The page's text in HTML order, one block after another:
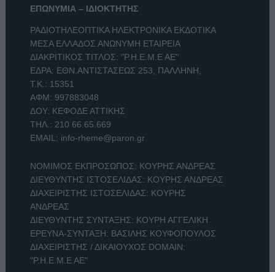
ΕΠΩΝΥΜΙΑ – ΙΔΙΟΚΤΗΤΗΣ
ΡΑΔΙΟΤΗΛΕΟΠΤΙΚΑ ΗΛΕΚΤΡΟΝΙΚΑ ΕΚΔΟΤΙΚΑ
ΜΕΣΑ ΕΛΛΑΔΟΣ ΑΝΩΝΥΜΗ ΕΤΑΙΡΕΙΑ
ΔΙΑΚΡΙΤΙΚΟΣ ΤΙΤΛΟΣ: "Ρ.Η.Ε.Μ.Ε ΑΕ"
ΕΔΡΑ: ΕΘΝ.ΑΝΤΙΣΤΑΣΕΩΣ 253, ΠΑΛΛΗΝΗ,
Τ.Κ.: 15351
ΑΦΜ: 997883048
ΔΟΥ: ΚΕΦΟΔΕ ΑΤΤΙΚΗΣ
ΤΗΛ.: 210 66.65.669
EMAIL: info-rheme@paron.gr
ΝΟΜΙΜΟΣ ΕΚΠΡΟΣΩΠΟΣ: ΚΟΥΡΗΣ ΑΝΔΡΕΑΣ
ΔΙΕΥΘΥΝΤΗΣ ΙΣΤΟΣΕΛΙΔΑΣ: ΚΟΥΡΗΣ ΑΝΔΡΕΑΣ
ΔΙΑΧΕΙΡΙΣΤΗΣ ΙΣΤΟΣΕΛΙΔΑΣ: ΚΟΥΡΗΣ
ΑΝΔΡΕΑΣ
ΔΙΕΥΘΥΝΤΗΣ ΣΥΝΤΑΞΗΣ: ΚΟΥΡΗ ΑΓΓΕΛΙΚΗ
ΕΡΕΥΝΑ-ΣΥΝΤΑΞΗ: ΒΑΣΙΛΗΣ ΚΟΥΦΟΠΟΥΛΟΣ
ΔΙΑΧΕΙΡΙΣΤΗΣ / ΔΙΚΑΙΟΥΧΟΣ DOMAIN:
"Ρ.Η.Ε.Μ.Ε ΑΕ"